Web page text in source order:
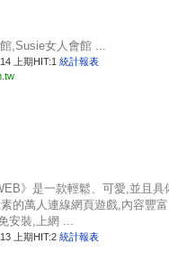
,Susie女人會館 ...
上期HIT:1 統計報表
》是一款輕鬆、可愛,並且具
的萬人連線網頁遊戲,內容豐富
安裝,上網 ...
上期HIT:2 統計報表